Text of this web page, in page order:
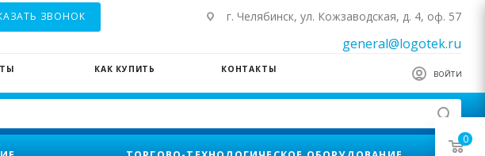
ЗВОНОК г. Челябинск, ул. Кожзаводская, д. 4, оф. 57
general@logotek.ru
ВОЙТИ
КАК КУПИТЬ КОНТАКТЫ
0